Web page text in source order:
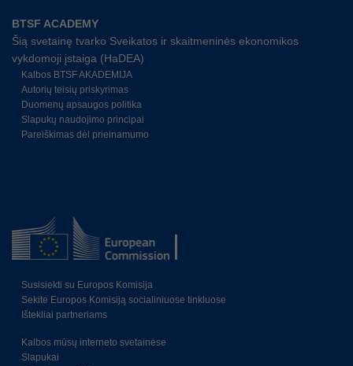
BTSF ACADEMY
Šią svetainę tvarko Sveikatos ir skaitmeninės ekonomikos
vykdomoji įstaiga (HaDEA)
Kalbos BTSF AKADEMIJA
Autorių teisių priskyrimas
Duomenų apsaugos politika
Slapukų naudojimo principai
Pareiškimas dėl prieinamumo
Susisiekti su Europos Komisija
Sekite Europos Komisiją socialiniuose tinkluose
Ištekliai partneriams
Kalbos mūsų interneto svetainėse
Slapukai